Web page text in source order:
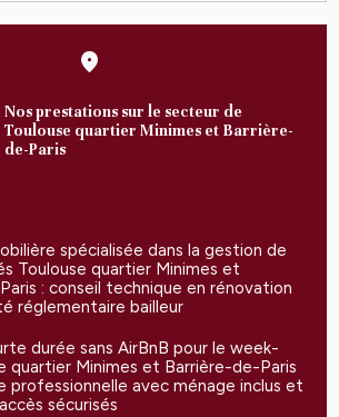
Nos prestations sur le secteur de
Toulouse quartier Minimes et Barrière-
de-Paris
spécialisée dans la gestion de
Toulouse quartier Minimes et
: conseil technique en rénovation
réglementaire bailleur
durée sans AirBnB pour le week-
quartier Minimes et Barrière-de-Paris
professionnelle avec ménage inclus et
sécurisés